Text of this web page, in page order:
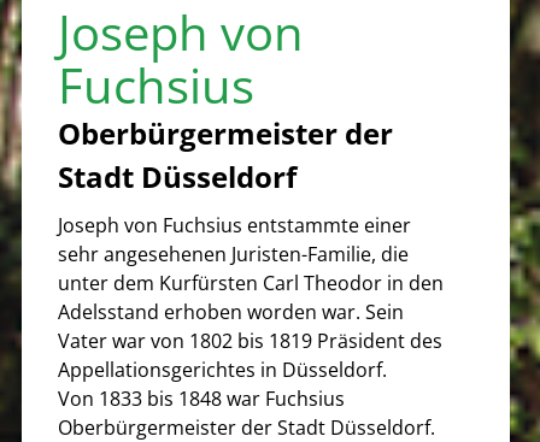
Joseph von
Fuchsius
Oberbürgermeister der
Stadt Düsseldorf
Joseph von Fuchsius entstammte einer
sehr angesehenen Juristen-Familie, die
unter dem Kurfürsten Carl Theodor in den
Adelsstand erhoben worden war. Sein
Vater war von 1802 bis 1819 Präsident des
Appellationsgerichtes in Düsseldorf.
Von 1833 bis 1848 war Fuchsius
Oberbürgermeister der Stadt Düsseldorf.